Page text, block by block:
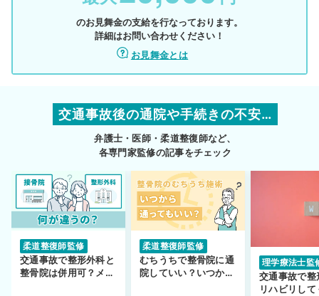
のお見舞金の支給を行なっております。
詳細はお問い合わせください！
お見舞金とは
交通事故後の通院や手続きの不安…
弁護士・医師・柔道整復師など、
各専門家監修の記事をチェック
柔道整復師監修
交通事故で整形外科と
整骨院は併用可？メリ
柔道整復師監修
むちうちで整骨院に通
院していい？いつから
理学療法士監
交通事故で整
リハビリして